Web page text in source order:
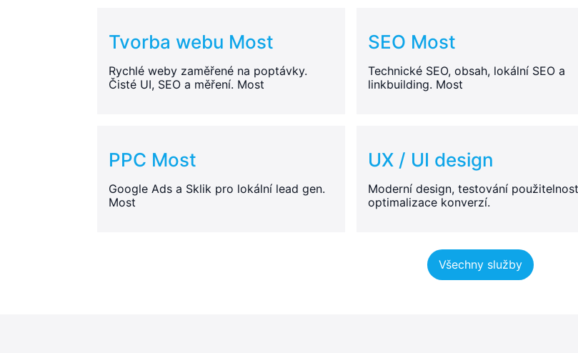
Tvorba webu Most
Rychlé weby zaměřené na poptávky.
Čisté UI, SEO a měření. Most
SEO Most
Technické SEO, obsah, lokální SEO a
linkbuilding. Most
PPC Most
Google Ads a Sklik pro lokální lead gen.
Most
UX / UI design
Moderní design, testování
optimalizace konverzí.
Všechny služby